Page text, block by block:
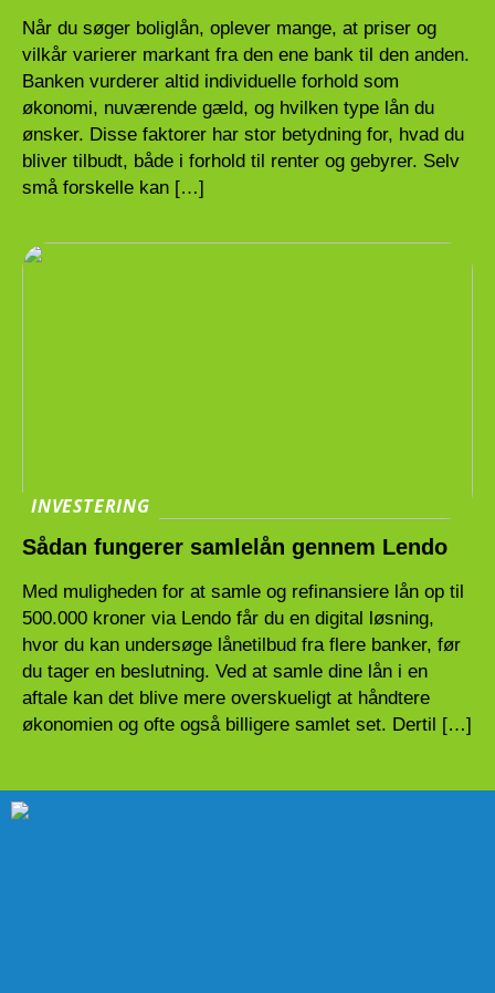
Når du søger boliglån, oplever mange, at priser og
vilkår varierer markant fra den ene bank til den anden.
Banken vurderer altid individuelle forhold som
økonomi, nuværende gæld, og hvilken type lån du
ønsker. Disse faktorer har stor betydning for, hvad du
bliver tilbudt, både i forhold til renter og gebyrer. Selv
små forskelle kan […]
INVESTERING
Sådan fungerer samlelån gennem Lendo
Med muligheden for at samle og refinansiere lån op til
500.000 kroner via Lendo får du en digital løsning,
hvor du kan undersøge lånetilbud fra flere banker, før
du tager en beslutning. Ved at samle dine lån i en
aftale kan det blive mere overskueligt at håndtere
økonomien og ofte også billigere samlet set. Dertil […]